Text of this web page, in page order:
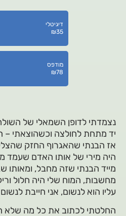
דיגיטלי
₪35
מודפס
₪78
נצמדתי לדופן השמאלי של
יד מתחת לחולצה וכשהוצאתי –
אז הבנתי שהאגרוף החזק
היה מירי של אותו האדם שעמד
מייד הבנתי שזה מחבל, ומאותו
מחשבות, המוח שלי היה חלול
עליו הוא לנשום, אני חייבת
החלטתי לכתוב את כל מה שלא